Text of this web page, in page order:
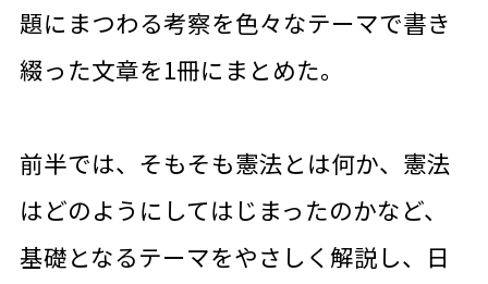
題にまつわる考察を色々なテーマで書き
綴った文章を1冊にまとめた。
前半では、そもそも憲法とは何か、憲法
はどのようにしてはじまったのかなど、
基礎となるテーマをやさしく解説し、日